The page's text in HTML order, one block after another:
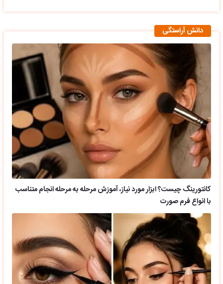
دانش آراستگی
کانتورینگ چیست؟ ابزار مورد نیاز، آموزش مرحله به مرحله انجام متناسب
با انواع فرم صورت